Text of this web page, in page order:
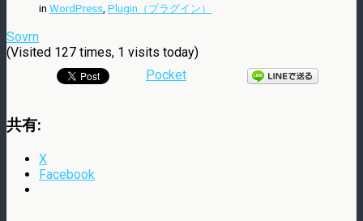
in WordPress, Plugin（プラグイン）
Sovrn
(Visited 127 times, 1 visits today)
Pocket
共有:
X
Facebook